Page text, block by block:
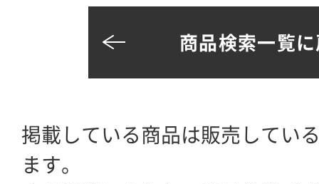
商品検索一覧
掲載している商品は販売してい
ます。